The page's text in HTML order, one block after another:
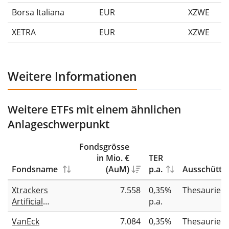
Borsa Italiana
EUR
XZWE
XETRA
EUR XZWE
Weitere Informationen
Weitere ETFs mit einem ähnlichen
Anlageschwerpunkt
Fondsname
Fondsgrösse
in Mio. €
(AuM)
TER
p.a.
Xtrackers
Artificial
Intelligence &
Big Data UCITS
7.558
0,35%
p.a.
VanEck
7.084
0,35%